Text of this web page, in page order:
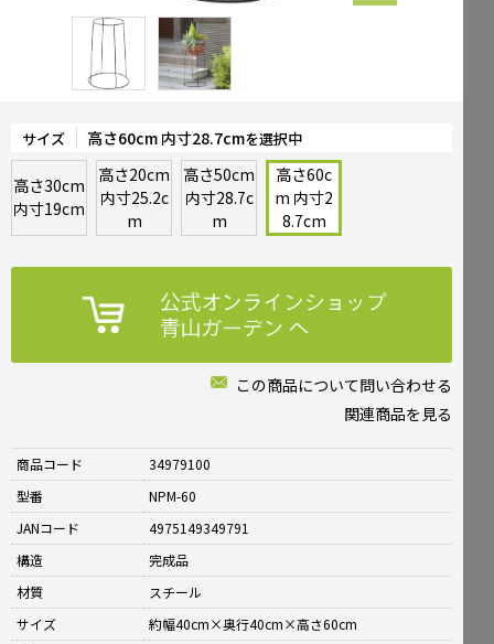
メールでお問合せ
Tel. 0120-51-4128
サイズ 高さ60cm 内寸28.7cmを選択中
高さ30cm
内寸19cm
高さ20cm
内寸25.2c
m
高さ50cm
内寸28.7c
m
高さ60c
m 内寸2
8.7cm
この商品について問い合わせる
関連商品を見る
商品コード
34979100
型番
NPM-60
JANコード
4975149349791
構造
完成品
材質
スチール
サイズ
約幅40cm×奥行40cm×高さ60cm